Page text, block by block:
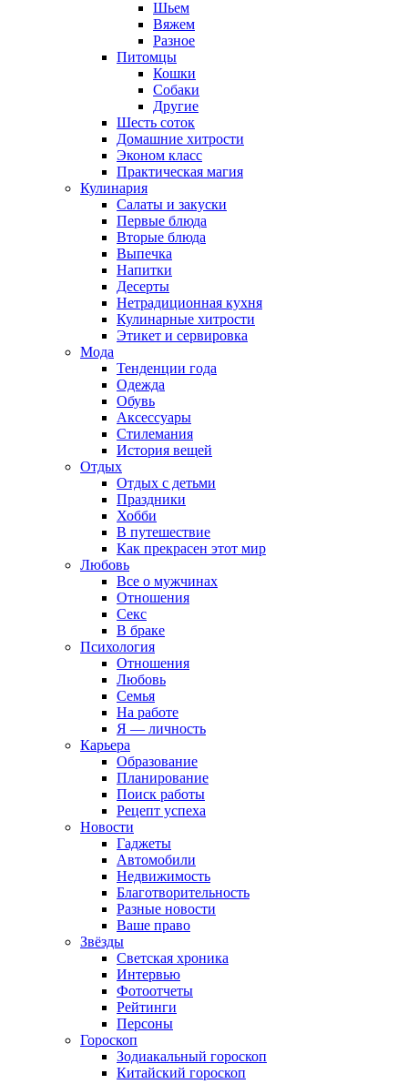
Шьем
Вяжем
Разное
Питомцы
Кошки
Собаки
Другие
Шесть соток
Домашние хитрости
Эконом класс
Практическая магия
Кулинария
Салаты и закуски
Первые блюда
Вторые блюда
Выпечка
Напитки
Десерты
Нетрадиционная кухня
Кулинарные хитрости
Этикет и сервировка
Мода
Тенденции года
Одежда
Обувь
Аксессуары
Стилемания
История вещей
Отдых
Отдых с детьми
Праздники
Хобби
В путешествие
Как прекрасен этот мир
Любовь
Все о мужчинах
Отношения
Секс
В браке
Психология
Отношения
Любовь
Семья
На работе
Я — личность
Карьера
Образование
Планирование
Поиск работы
Рецепт успеха
Новости
Гаджеты
Автомобили
Недвижимость
Благотворительность
Разные новости
Ваше право
Звёзды
Светская хроника
Интервью
Фотоотчеты
Рейтинги
Персоны
Гороскоп
Зодиакальный гороскоп
Китайский гороскоп